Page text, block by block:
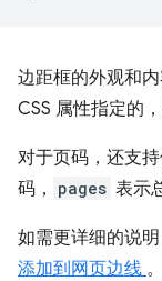
边距框的外观和
CSS 属性指定的
对于页码，还支
码，
pages 表示
如需更详细的说
添加到网页边线 。